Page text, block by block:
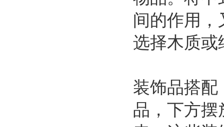
间的作用
选择木质或
装饰品搭配
品，下方摆